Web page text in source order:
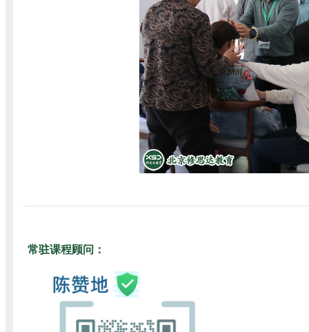
常驻课程顾问：